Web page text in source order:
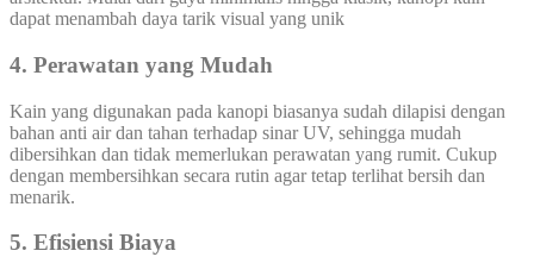
dapat menambah daya tarik visual yang unik
4. Perawatan yang Mudah
Kain yang digunakan pada kanopi biasanya sudah dilapisi dengan
bahan anti air dan tahan terhadap sinar UV, sehingga mudah
dibersihkan dan tidak memerlukan perawatan yang rumit. Cukup
dengan membersihkan secara rutin agar tetap terlihat bersih dan
menarik.
5. Efisiensi Biaya